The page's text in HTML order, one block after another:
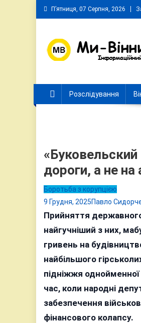
Skip
to
П’ятниця, 07 Серпня, 2026
Розслідування
«Буковельский
дороги, а не на
Боротьба з корупцією
9 Грудня, 2025Павло
Прийняття
найгучніший з них,
гривень на
найбільшого
підніжжя
час, коли народні
забезпечення
фінансового колапсу.